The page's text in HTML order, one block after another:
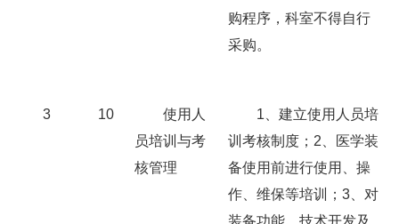
购程序，科室不得自行
采购。
3 10
使用人
员培训与考
核管理
1、建立使用人员培
训考核制度；2、医学装
备使用前进行使用、操
作、维保等培训；3、对
装备功能、技术开发及